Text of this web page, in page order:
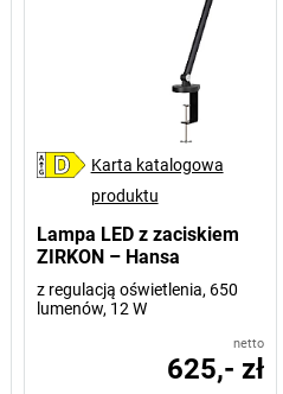
Karta katalogowa
produktu
Lampa LED z zaciskiem
ZIRKON – Hansa
z regulacją oświetlenia, 650
lumenów, 12 W
netto
625,- zł